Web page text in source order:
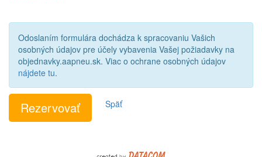
Odoslaním formulára dochádza k spracovaniu Vašich
osobných údajov pre účely vybavenia Vašej požiadavky na
objednavky.aapneu.sk. Viac o ochrane osobných údajov
nájdete tu.
Späť